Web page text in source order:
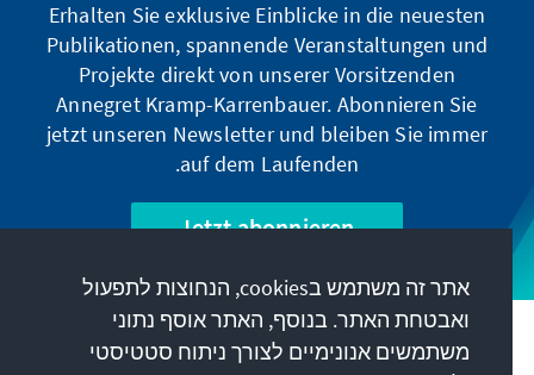
Erhalten Sie exklusive Einblicke in die neuesten
Publikationen, spannende Veranstaltungen und
Projekte direkt von unserer Vorsitzenden
Annegret Kramp-Karrenbauer. Abonnieren Sie
jetzt unseren Newsletter und bleiben Sie immer
auf dem Laufenden.
Jetzt abonnieren
המשימה שלנו
אתר זה משתמש בcookies, הנחוצות לתפעול
ואבטחת האתר. בנוסף, האתר אוסף נתוני
משתמשים אנונימיים לצורך ניתוח סטטיסטי